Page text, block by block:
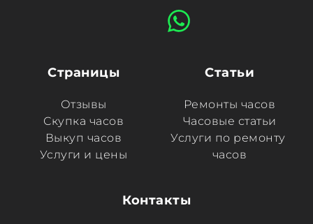
Страницы
Отзывы
Скупка часов
Выкуп часов
Услуги и цены
Статьи
Ремонты часов
Часовые статьи
Услуги по ремонту
часов
Контакты